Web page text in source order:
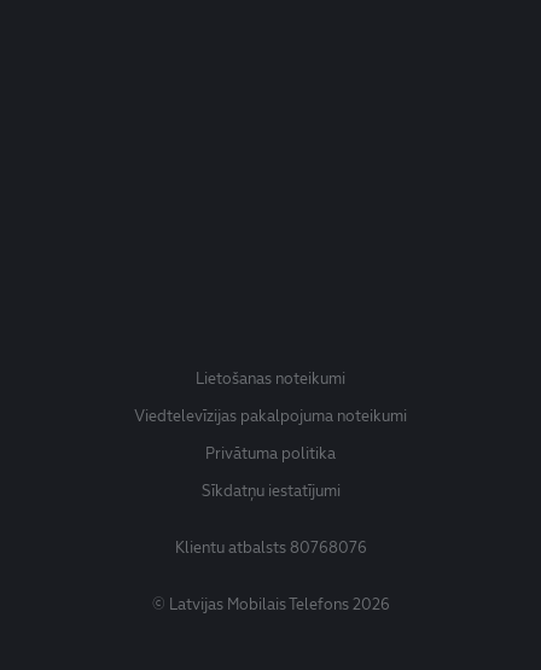
Lietošanas noteikumi
Viedtelevīzijas pakalpojuma noteikumi
Privātuma politika
Sīkdatņu iestatījumi
Klientu atbalsts80768076
© Latvijas Mobilais Telefons 2026